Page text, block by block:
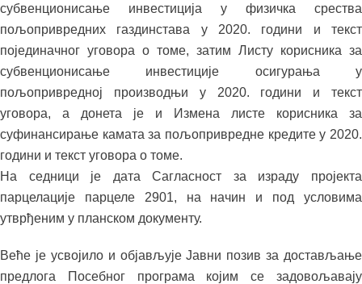
субвенционисање инвестиција у физичка срества
пољопривредних газдинстава у 2020. години и текст
појединачног уговора о томе, затим Листу корисника за
субвенционисање инвестиције осигурања у
пољопривредној производњи у 2020. години и текст
уговора, а донета је и Измена листе корисника за
суфинансирање камата за пољопривредне кредите у 2020.
години и текст уговора о томе.
На седници је дата Сагласност за израду пројекта
парцелације парцеле 2901, на начин и под условима
утврђеним у планском документу.
Веће је усвојило и објављује Јавни позив за достављање
предлога Посебног програма којим се задовољавају